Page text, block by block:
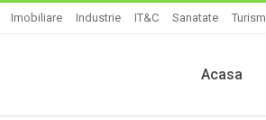
Imobiliare Industrie IT&C Sanatate Turism
Acasa